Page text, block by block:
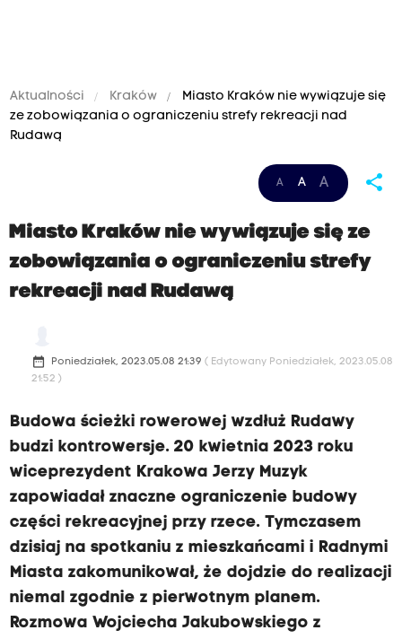
Aktualności Kraków
Miasto Kraków nie wywiązuje się
ze zobowiązania o ograniczeniu strefy rekreacji nad
Rudawą
A A A share
Miasto Kraków nie wywiązuje się ze
zobowiązania o ograniczeniu strefy
rekreacji nad Rudawą
date_range Poniedziałek, 2023.05.08 21:39 ( Edytowany Poniedziałek, 2023.05.08
21:52 )
Budowa ścieżki rowerowej wzdłuż Rudawy
budzi kontrowersje. 20 kwietnia 2023 roku
wiceprezydent Krakowa Jerzy Muzyk
zapowiadał znaczne ograniczenie budowy
części rekreacyjnej przy rzece. Tymczasem
dzisiaj na spotkaniu z mieszkańcami i Radnymi
Miasta zakomunikował, że dojdzie do realizacji
niemal zgodnie z pierwotnym planem.
Rozmowa Wojciecha Jakubowskiego z